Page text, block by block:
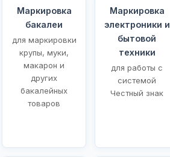
Маркировка
бакалеи
для маркировки
крупы, муки,
макарон и
других
бакалейных
товаров
Маркировка
электроники и
бытовой
техники
для работы с
системой
Честный знак